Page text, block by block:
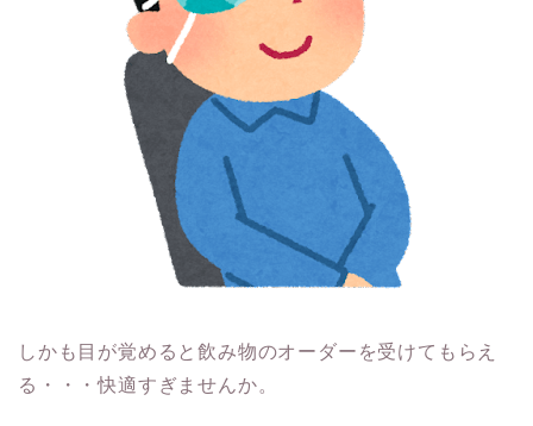
しかも目が覚めると飲み物のオーダーを受けてもらえ
る・・・快適すぎませんか。